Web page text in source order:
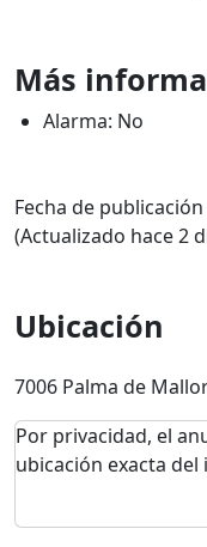
Más
Alarma: No
Fecha de
(Actualizado hace 2
Ubicación
7006 Palma de
Por privacidad, el
ubicación exacta del